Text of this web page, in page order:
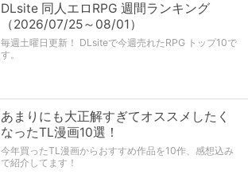
ドットアニメ×淫乱堕ちRPG！『これがル
ルゥのまちづくりっ！』紹介レビュー
これがルルゥのまちづくりっ！の紹介・感想・レビュ
ー記事です。
【TL漫画まとめ】執着・純愛が好きな方
におすすめエロ漫画まとめ♥
乙女向け漫画で大人気の執着・純愛系をまとめまし
た！ 重たい愛や独占欲強めが好きな方におすすめで
DLsite 同人エロRPG 週間ランキング
（2026/07/25～08/01）
毎週土曜日更新！ DLsiteで今週売れたRPG トップ10で
す。
あまりにも大正解すぎてオススメしたく
なったTL漫画10選！
今年買ったTL漫画からおすすめ作品を10作、感想込み
で紹介してます！